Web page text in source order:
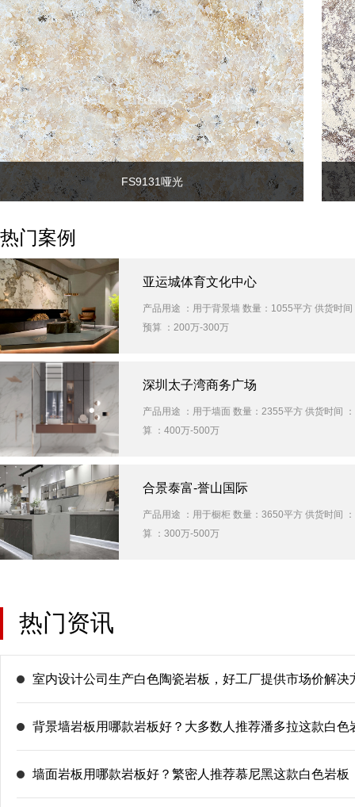
规格（mm）:1600 x 3200mm、
1200x2400mm、1200x2700mm、
1200x3600mm、800x2600mm
FS9131哑光
详细内容：
适用场景：橱柜、水槽、岛台、台面、背
景墙 颜色：玉色 规格（mm）：
1620x3220x20mm、1520x3050x20mm 材
质：石英砂、树脂、颜料
热门案例
亚运城体育文化中心
产品用途 ：用于背景墙 数量：1055平方 供货时
预算 ：200万-300万
深圳太子湾商务广场
产品用途 ：用于墙面 数量：2355平方 供货时间
算 ：400万-500万
合景泰富-誉山国际
产品用途 ：用于橱柜 数量：3650平方 供货时间
算 ：300万-500万
热门资讯
室内设计公司生产白色陶瓷岩板，好工厂提供市场价解决
背景墙岩板用哪款岩板好？大多数人推荐潘多拉这款白色
墙面岩板用哪款岩板好？繁密人推荐慕尼黑这款白色岩板